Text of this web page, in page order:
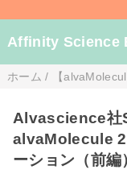
Affinity Science
ホーム / 【
Alvascience社
alvaMolecule
ーション（前編